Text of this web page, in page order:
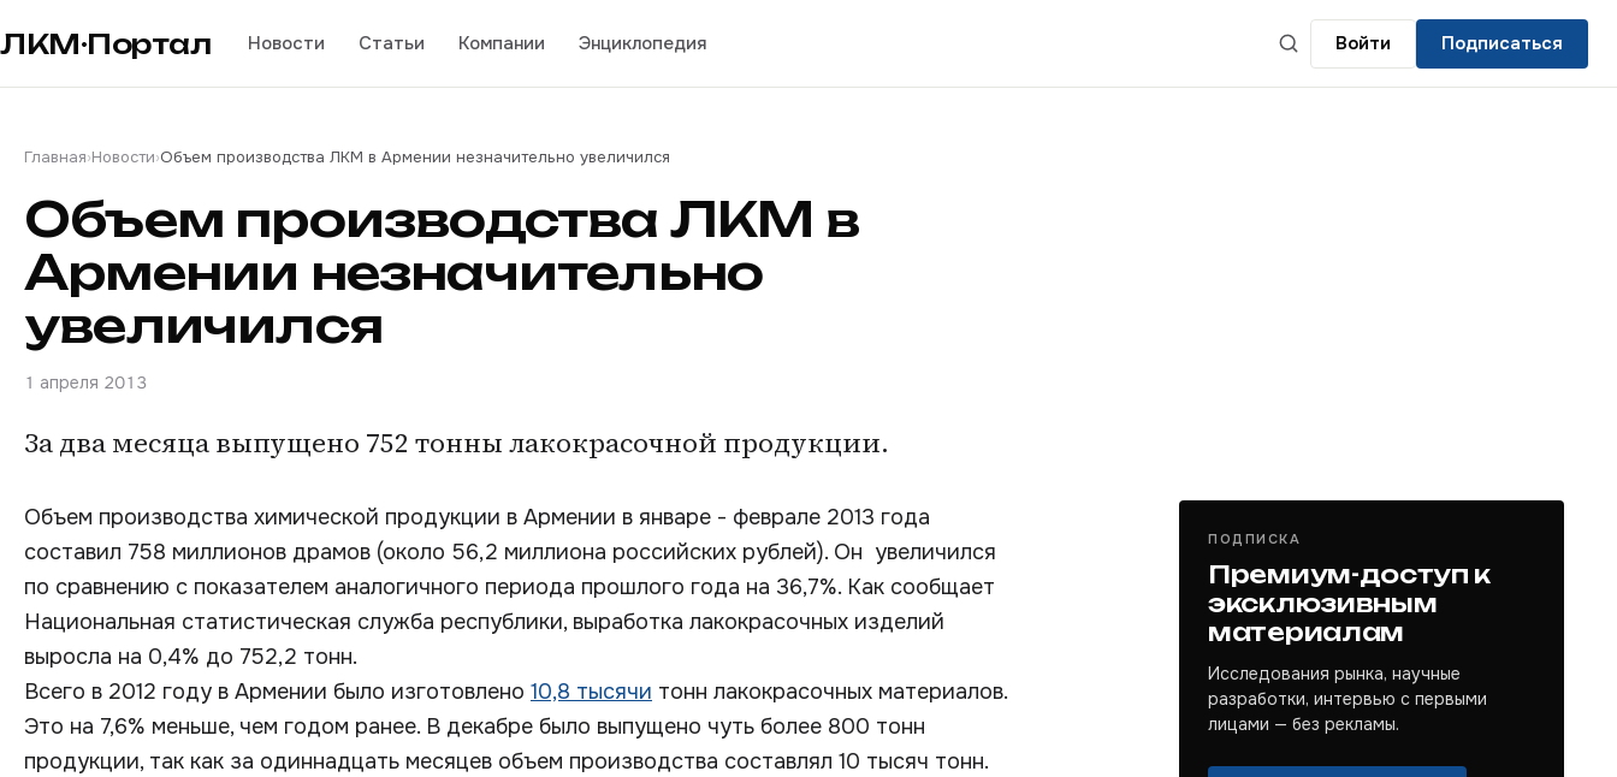
ЛКМ·Портал Новости Статьи Компании Энциклопедия Войти Подписаться
Главная›Новости›Объем производства ЛКМ в Армении незначительно увеличился
Объем производства ЛКМ в
Армении незначительно
увеличился
1 апреля 2013
За два месяца выпущено 752 тонны лакокрасочной продукции.
Объем производства химической продукции в Армении в январе - феврале 2013 года
составил 758 миллионов драмов (около 56,2 миллиона российских рублей). Он увеличился
по сравнению с показателем аналогичного периода прошлого года на 36,7%. Как сообщает
Национальная статистическая служба республики, выработка лакокрасочных изделий
выросла на 0,4% до 752,2 тонн.
Всего в 2012 году в Армении было изготовлено 10,8 тысячи тонн лакокрасочных материалов.
Это на 7,6% меньше, чем годом ранее. В декабре было выпущено чуть более 800 тонн
продукции, так как за одиннадцать месяцев объем производства составлял 10 тысяч тонн.
ПОДПИСКА
Премиум-доступ к
эксклюзивным
материалам
Исследования рынка, научные
разработки, интервью с первыми
лицами — без рекламы.